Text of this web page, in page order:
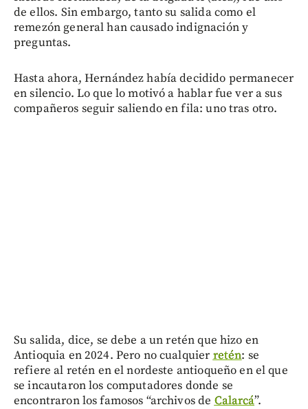
de ellos. Sin embargo, tanto su salida como el
remezón general han causado indignación y
preguntas.
Hasta ahora, Hernández había decidido permanecer
en silencio. Lo que lo motivó a hablar fue ver a sus
compañeros seguir saliendo en fila: uno tras otro.
Su salida, dice, se debe a un retén que hizo en
Antioquia en 2024. Pero no cualquier retén: se
refiere al retén en el nordeste antioqueño en el que
se incautaron los computadores donde se
encontraron los famosos “archivos de Calarcá”.